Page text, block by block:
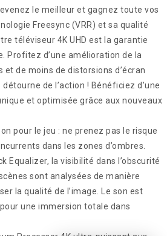
le meilleur et gagnez toute vos
Freesync (VRR) et sa qualité
téléviseur 4K UHD est la garantie
Profitez d’une amélioration de la
et de moins de distorsions d’écran
de l’action ! Bénéficiez d’une
et optimisée grâce aux nouveaux
pour le jeu : ne prenez pas le risque
dans les zones d’ombres.
Equalizer, la visibilité dans l’obscurité
sont analysées de manière
la qualité de l’image. Le son est
une immersion totale dans